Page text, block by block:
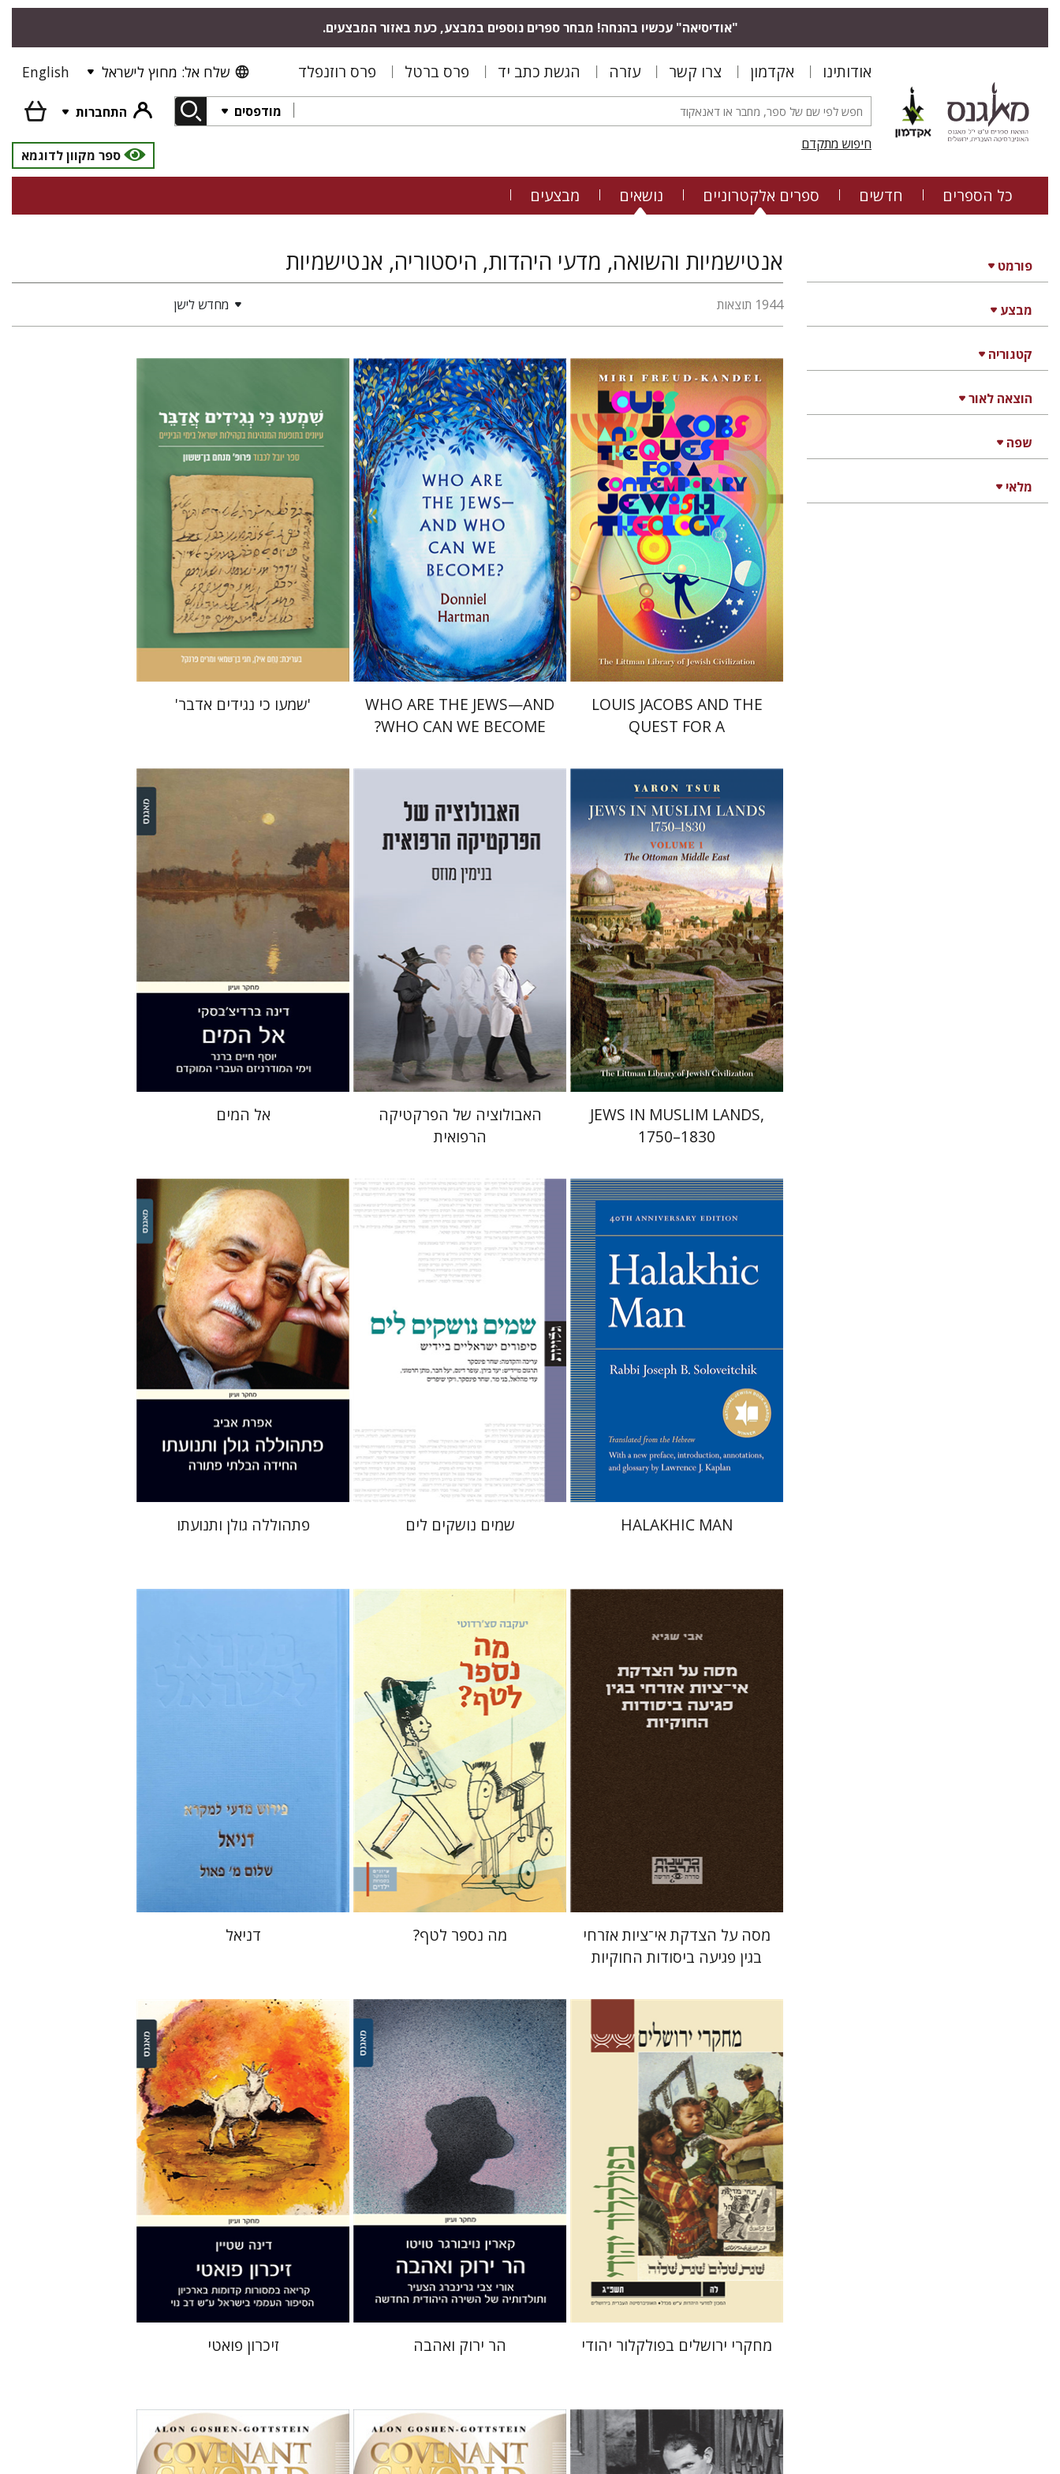
"אודיסיאה" עכשיו בהנחה! מבחר ספרים נוספים במבצע, כעת באזור המבצעים.
אודותינו אקדמון צרו קשר עזרה הגשת כתב יד פרס ברטל פרס רוזנפלד שלח אל: מחוץ לישראל English
מודפסים
התחברות
חיפוש מתקדם
ספר מקוון לדוגמא
כל הספרים חדשים ספרים אלקטרוניים נושאים מבצעים
פורמט
מבצע
קטגוריה
הוצאה לאור
שפה
מלאי
אנטישמיות והשואה, מדעי היהדות, היסטוריה, אנטישמיות
1944 תוצאות מחדש לישן
מירי פרויד-קנדל
הנחת אתר ספר מודפס
$50
$45
LOUIS JACOBS AND THE
QUEST FOR A
THEOLOGY
דניאל הרטמן
הנחת אתר ספר מודפס
$30
$27
WHO ARE THE JEWS—AND
WHO CAN WE BECOME?
נחם אילן חגי בן-שמאי
מרים
פרנקל
הנחת אתר ספר מודפס
$57
$51
'שמעו כי נגידים אדבר'
ירון צור
אורסולה ווקוק
הנחת אתר ספר מודפס
$65
$58
JEWS IN MUSLIM LANDS,
1750–1830
בנימין מוזס
הנחת אתר ספר מודפס
$42
$38
האבולוציה של הפרקטיקה
הרפואית
דינה ברדיצ'בסקי
הנחת אתר ספר מודפס
$31
$28
אל המים
יוסף דוב הלוי סולובייצ'יק
HALAKHIC MAN
שחר פינסקר
הנחת אתר ספר מודפס
$35
$32
שמים נושקים לים
אפרת אביב
הנחת אתר ספר מודפס
$46
$41
פתהוללה גולן ותנועתו
$28
$25
מסה על הצדקת אי־ציות אזרחי
בגין פגיעה ביסודות החוקיות
יעקבה סצ'רדוטי
תמי ישראלי
הנחת אתר ספר מודפס
$35
$32
מה נספר לטף?
הנחת אתר ספר מודפס
$44
דניאל
שלום צבר
תמר אלכסנדר-פריזר
גלית חזן-רוקם
הגר סלמון
הנחת אתר ספר מודפס
$35
$32
מחקרי ירושלים בפולקלור יהודי
קארין נויבורגר-טויטו
הנחת אתר ספר מודפס
$35
$32
הר ירוק ואהבה
דינה שטיין
הנחת אתר ספר מודפס
$40
$36
זיכרון פואטי
ברונו שולץ